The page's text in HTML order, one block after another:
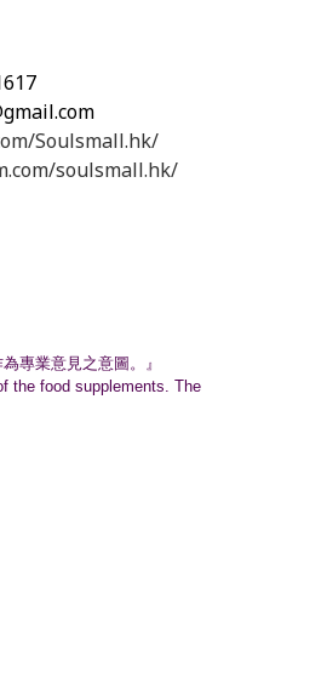
Soulsmall.hk/
soulsmall.hk/
專業意見之意圖。』
the food supplements. The